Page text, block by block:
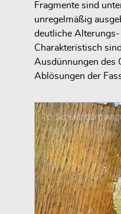
Fragmente sind
unregelmäßig
deutliche
Charakteristisch
Ausdünnungen des
Ablösungen der